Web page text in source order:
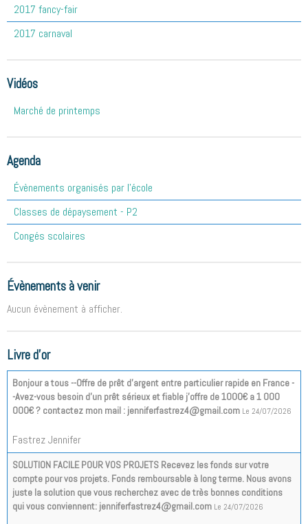
2017 fancy-fair
2017 carnaval
Vidéos
Marché de printemps
Agenda
Évènements organisés par l'école
Classes de dépaysement - P2
Congés scolaires
Évènements à venir
Aucun évènement à afficher.
Livre d'or
Bonjour a tous --Offre de prêt d'argent entre particulier rapide en France -
-Avez-vous besoin d'un prêt sérieux et fiable j'offre de 1000€ a 1 000
000€ ? contactez mon mail : jenniferfastrez4@gmail.com Le 24/07/2026
Fastrez Jennifer
SOLUTION FACILE POUR VOS PROJETS Recevez les fonds sur votre
compte pour vos projets. Fonds remboursable à long terme. Nous avons
juste la solution que vous recherchez avec de très bonnes conditions
qui vous conviennent: jenniferfastrez4@gmail.com Le 24/07/2026